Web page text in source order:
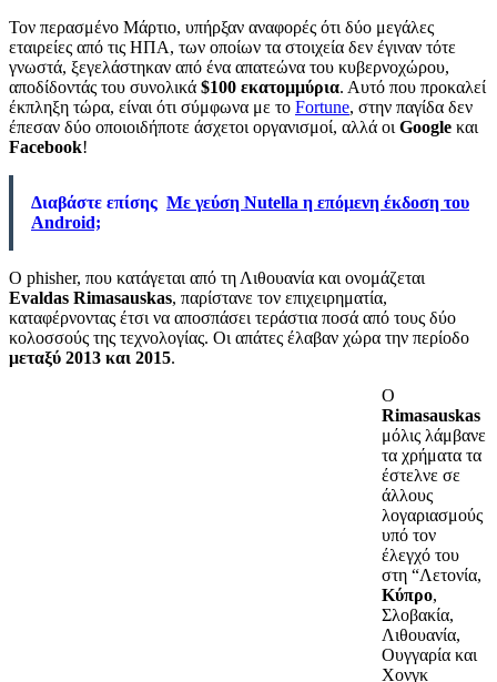
Τον περασμένο Μάρτιο, υπήρξαν αναφορές ότι δύο μεγάλες
εταιρείες από τις ΗΠΑ, των οποίων τα στοιχεία δεν έγιναν τότε
γνωστά, ξεγελάστηκαν από ένα απατεώνα του κυβερνοχώρου,
αποδίδοντάς του συνολικά $100 εκατομμύρια. Αυτό που προκαλεί
έκπληξη τώρα, είναι ότι σύμφωνα με το Fortune, στην παγίδα δεν
έπεσαν δύο οποιοιδήποτε άσχετοι οργανισμοί, αλλά οι Google και
Facebook!
Διαβάστε επίσης Με γεύση Nutella η επόμενη έκδοση του
Android;
Ο phisher, που κατάγεται από τη Λιθουανία και ονομάζεται
Evaldas Rimasauskas, παρίστανε τον επιχειρηματία,
καταφέρνοντας έτσι να αποσπάσει τεράστια ποσά από τους δύο
κολοσσούς της τεχνολογίας. Οι απάτες έλαβαν χώρα την περίοδο
μεταξύ 2013 και 2015.
Ο
Rimasauskas
μόλις λάμβανε
τα χρήματα τα
έστελνε σε
άλλους
λογαριασμούς
υπό τον
έλεγχό του
στη “Λετονία,
Κύπρο,
Σλοβακία,
Λιθουανία,
Ουγγαρία και
Χονγκ